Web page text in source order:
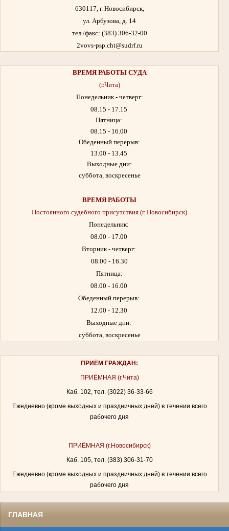
630117, г. Новосибирск,
ул. Арбузова, д. 14
тел./факс: (383) 306-32-00
2vovs-psp.cht@sudrf.ru
ВРЕМЯ РАБОТЫСУДА
(г.Чита)
Понедельник - четверг:
08.15 - 17.15
Пятница:
08.15 - 16.00
Обеденный перерыв:
13.00 - 13.45
Выходные дни:
суббота, воскресенье
ВРЕМЯ РАБОТЫ
Постоянного судебного присутствия (г. Новосибирск)
Понедельник:
08.00 - 17.00
Вторник - четверг:
08.00 - 16.30
Пятница:
08.00 - 16.00
Обеденный перерыв:
12.00 - 12.30
Выходные дни:
суббота, воскресенье
ПРИЁМ ГРАЖДАН:
ПРИЁМНАЯ (г.Чита)
Каб. 102, тел. (3022) 36-33-66
Ежедневно (кроме выходных и праздничных дней) в течении всего
рабочего дня
ПРИЁМНАЯ (г.Новосибирск)
Каб. 105, тел. (383) 306-31-70
Ежедневно (кроме выходных и праздничных дней) в течении всего
рабочего дня
ГЛАВНАЯ